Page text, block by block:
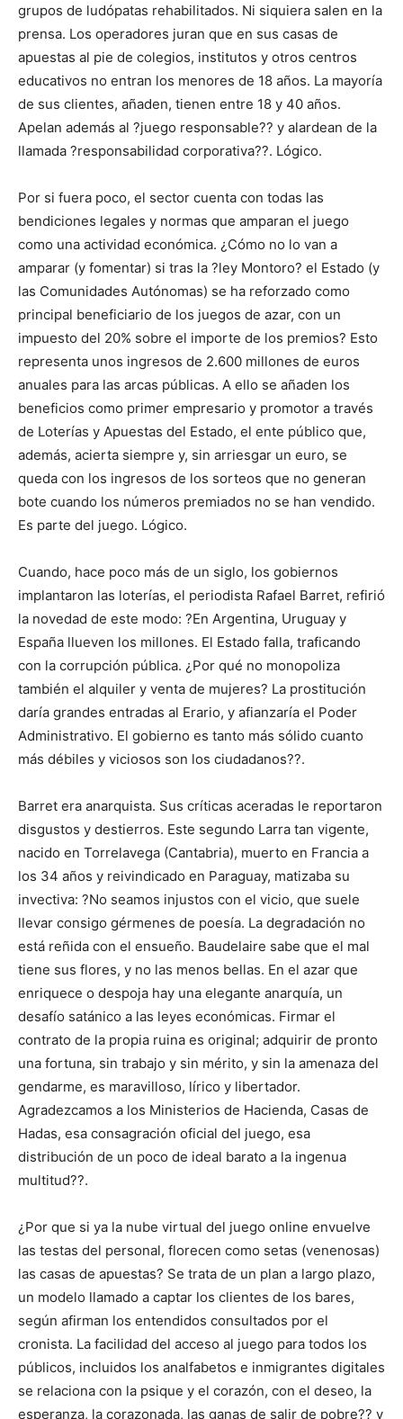
grupos de ludópatas rehabilitados. Ni siquiera salen en la
prensa. Los operadores juran que en sus casas de
apuestas al pie de colegios, institutos y otros centros
educativos no entran los menores de 18 años. La mayoría
de sus clientes, añaden, tienen entre 18 y 40 años.
Apelan además al ?juego responsable?? y alardean de la
llamada ?responsabilidad corporativa??. Lógico.
Por si fuera poco, el sector cuenta con todas las
bendiciones legales y normas que amparan el juego
como una actividad económica. ¿Cómo no lo van a
amparar (y fomentar) si tras la ?ley Montoro? el Estado (y
las Comunidades Autónomas) se ha reforzado como
principal beneficiario de los juegos de azar, con un
impuesto del 20% sobre el importe de los premios? Esto
representa unos ingresos de 2.600 millones de euros
anuales para las arcas públicas. A ello se añaden los
beneficios como primer empresario y promotor a través
de Loterías y Apuestas del Estado, el ente público que,
además, acierta siempre y, sin arriesgar un euro, se
queda con los ingresos de los sorteos que no generan
bote cuando los números premiados no se han vendido.
Es parte del juego. Lógico.
Cuando, hace poco más de un siglo, los gobiernos
implantaron las loterías, el periodista Rafael Barret, refirió
la novedad de este modo: ?En Argentina, Uruguay y
España llueven los millones. El Estado falla, traficando
con la corrupción pública. ¿Por qué no monopoliza
también el alquiler y venta de mujeres? La prostitución
daría grandes entradas al Erario, y afianzaría el Poder
Administrativo. El gobierno es tanto más sólido cuanto
más débiles y viciosos son los ciudadanos??.
Barret era anarquista. Sus críticas aceradas le reportaron
disgustos y destierros. Este segundo Larra tan vigente,
nacido en Torrelavega (Cantabria), muerto en Francia a
los 34 años y reivindicado en Paraguay, matizaba su
invectiva: ?No seamos injustos con el vicio, que suele
llevar consigo gérmenes de poesía. La degradación no
está reñida con el ensueño. Baudelaire sabe que el mal
tiene sus flores, y no las menos bellas. En el azar que
enriquece o despoja hay una elegante anarquía, un
desafío satánico a las leyes económicas. Firmar el
contrato de la propia ruina es original; adquirir de pronto
una fortuna, sin trabajo y sin mérito, y sin la amenaza del
gendarme, es maravilloso, lírico y libertador.
Agradezcamos a los Ministerios de Hacienda, Casas de
Hadas, esa consagración oficial del juego, esa
distribución de un poco de ideal barato a la ingenua
multitud??.
¿Por que si ya la nube virtual del juego online envuelve
las testas del personal, florecen como setas (venenosas)
las casas de apuestas? Se trata de un plan a largo plazo,
un modelo llamado a captar los clientes de los bares,
según afirman los entendidos consultados por el
cronista. La facilidad del acceso al juego para todos los
públicos, incluidos los analfabetos e inmigrantes digitales
se relaciona con la psique y el corazón, con el deseo, la
esperanza, la corazonada, las ganas de salir de pobre?? y